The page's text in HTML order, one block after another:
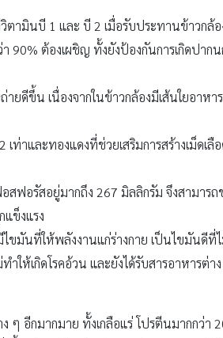
ตามินบี 1 และ บี 2 เมื่อรับประทานข้าวกล้
90% ต้องเผชิญ ทั้งยังป้องกันการเกิดปาก
ดีขึ้น เนื่องจากในข้าวกล้องมีเส้นใยอาหา
ท่าและทองแดงที่ช่วยเสริมการสร้างเม็ดเ
สฟอรัสอยู่มากถึง 267 มิลลิกรัม จึงสามารถ
ข็งแรง
มันที่ให้พลังงานแก่ร่างกาย เป็นไขมันดีที่
ห้เกิดโรคอ้วน และยังได้รับสารอาหารต่
อีกมากมาย ทั้งเกลือแร่ โปรตีนมากกว่า